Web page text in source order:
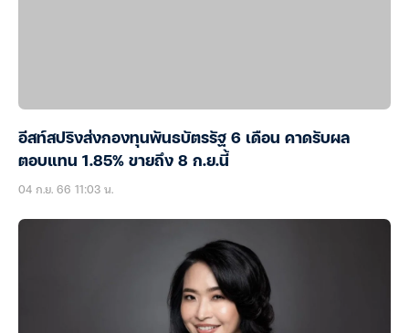
อีสท์สปริงส่งกองทุนพันธบัตรรัฐ 6 เดือน คาดรับผล
ตอบแทน 1.85% ขายถึง 8 ก.ย.นี้
04 ก.ย. 66 11:03 น.